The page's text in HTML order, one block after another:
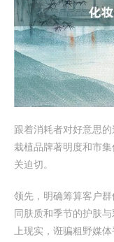
跟着消耗者对好意思
栽植品牌著明度和市
关迫切。
领先，明确筹算客户
同肤质和季节的护肤
上现实，诳骗粗野媒